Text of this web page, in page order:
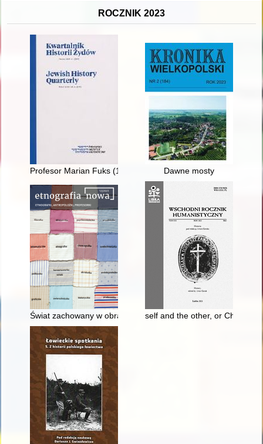
ROCZNIK 2023
Profesor Marian Fuks (1914-2022) Dawne mosty
Świat zachowany w obrazach : Giza Franklowa jako
self and the other, or Christian